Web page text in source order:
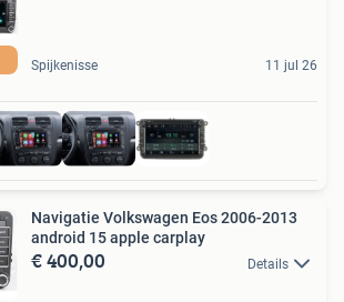
Spijkenisse 11 jul 26
Navigatie Volkswagen Eos 2006-2013
android 15 apple carplay
€ 400,00 Details